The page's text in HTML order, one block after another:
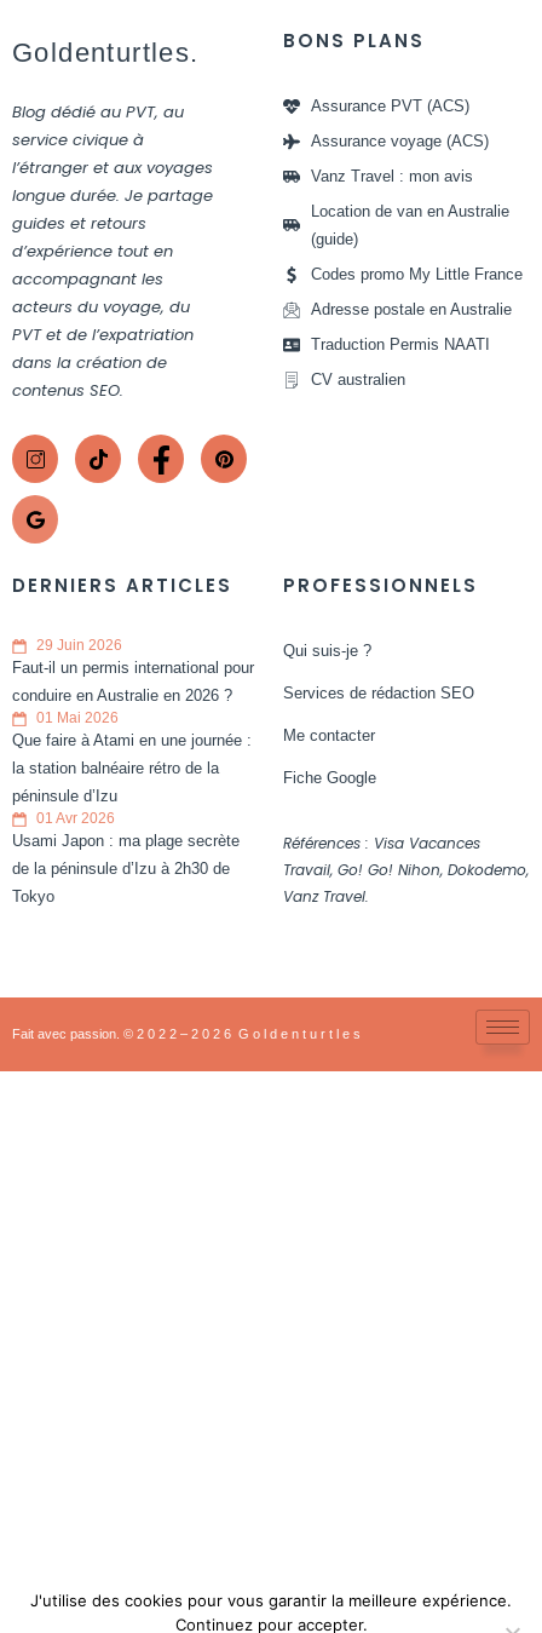
Goldenturtles.
Blog dédié au PVT, au
service civique à
l’étranger et aux voyages
longue durée. Je partage
guides et retours
d’expérience tout en
accompagnant les
acteurs du voyage, du
PVT et de l’expatriation
dans la création de
contenus SEO.
BONS PLANS
Assurance PVT (ACS)
Assurance voyage (ACS)
Vanz Travel : mon avis
Location de van en Australie
(guide)
Codes promo My Little France
Adresse postale en Australie
Traduction Permis NAATI
CV australien
DERNIERS ARTICLES
29 Juin 2026
Faut-il un permis international pour
conduire en Australie en 2026 ?
01 Mai 2026
Que faire à Atami en une journée :
la station balnéaire rétro de la
péninsule d’Izu
01 Avr 2026
Usami Japon : ma plage secrète
de la péninsule d’Izu à 2h30 de
Tokyo
PROFESSIONNELS
Qui suis-je ?
Services de rédaction SEO
Me contacter
Fiche Google
Références : Visa Vacances
Travail, Go! Go! Nihon, Dokodemo,
Vanz Travel.
Fait avec passion. © 2 0 2 2 – 2 0 2 6 G o l d e n t u r t l e s
J'utilise des cookies pour vous garantir la meilleure expérience.
Continuez pour accepter.